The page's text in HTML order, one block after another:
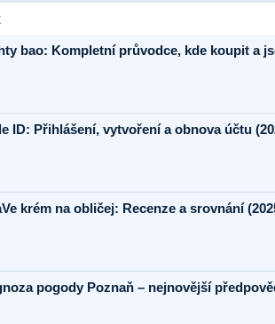
bao: Kompletní průvodce, kde koupit a
ID: Přihlášení, vytvoření a obnova účtu
krém na obličej: Recenze a srovnání
pogody Poznaň – nejnovější